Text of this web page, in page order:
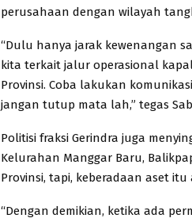
perusahaan dengan wilayah
“Dulu hanya jarak kewenangan
kita terkait jalur operasional
Provinsi. Coba lakukan
jangan tutup mata lah,” tegas
Politisi fraksi Gerindra juga
Kelurahan Manggar Baru,
Provinsi, tapi, keberadaan aset
“Dengan demikian, ketika ada